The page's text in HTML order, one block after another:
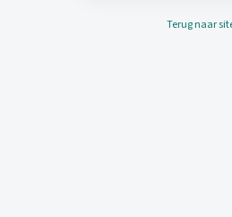
Terug naar